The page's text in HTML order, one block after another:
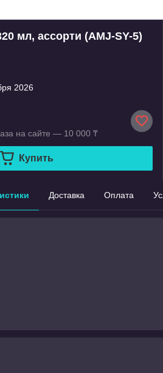
мл, ассорти (AMJ-SY-5)
2026
на сайте — 10 000 ₸
Купить
Доставка Оплата